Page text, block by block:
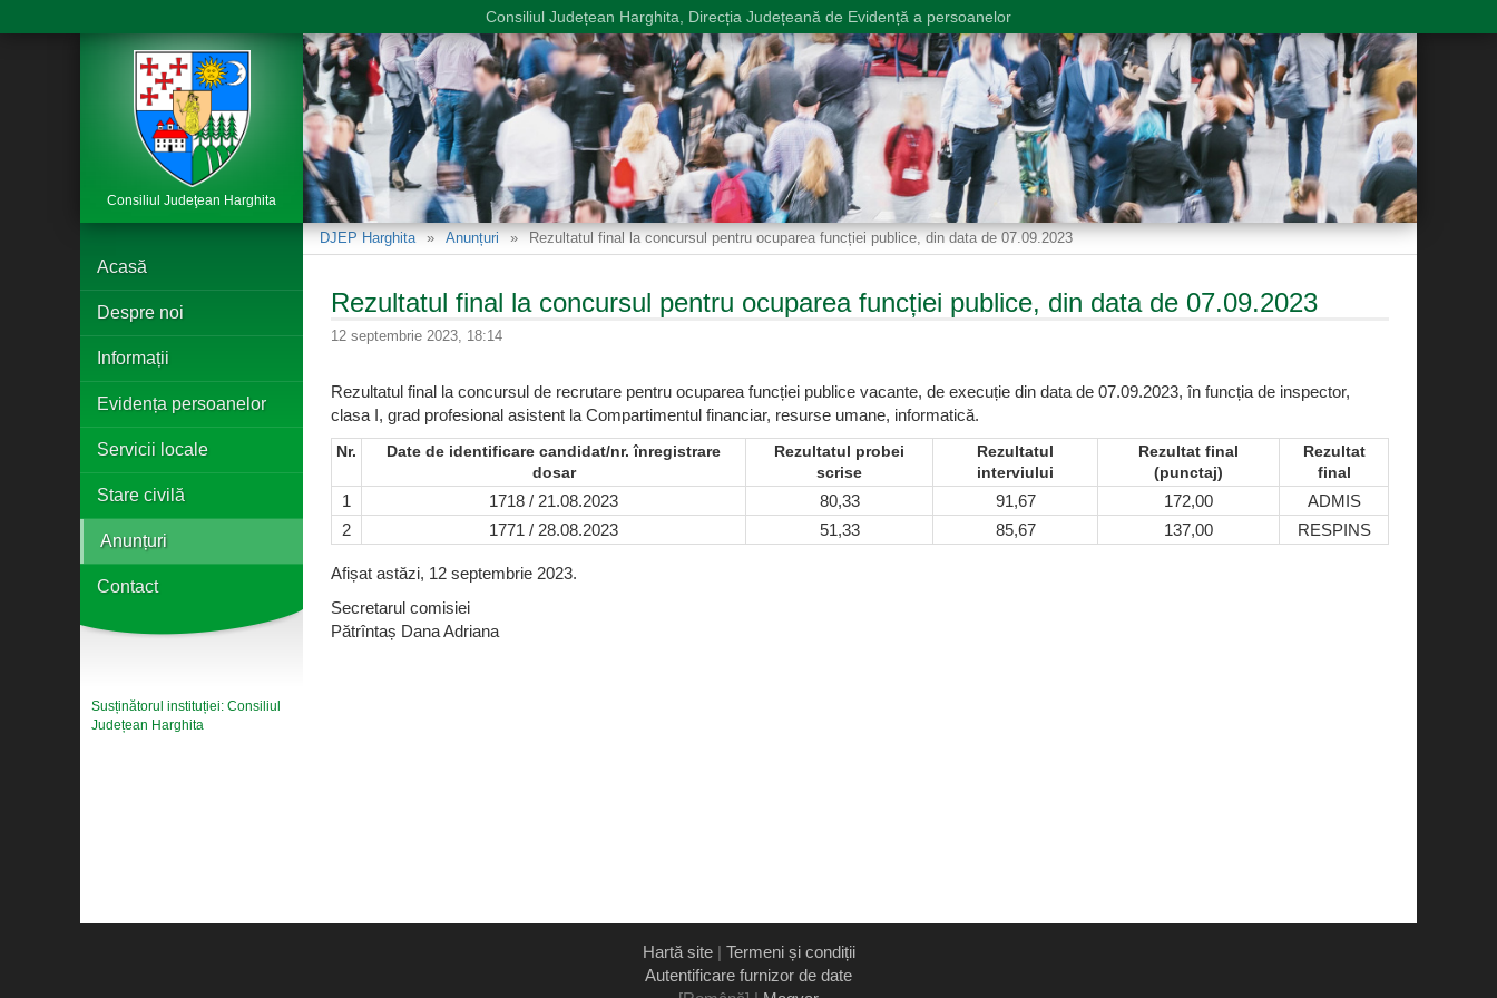
Acasă
Despre noi
Informații
Evidența persoanelor
Servicii locale
Stare civilă
Anunțuri
Contact
Susținătorul instituției: Consiliul
Județean Harghita
DJEP Harghita Anunțuri Rezultatul final la concursul pentru ocuparea funcției publice, din data de 07.09.2023
Rezultatul final la concursul pentru ocuparea funcției publice, din data de 07.09.2023
12 septembrie 2023, 18:14
Rezultatul final la concursul de recrutare pentru ocuparea funcției publice vacante, de execuție din data de 07.09.2023, în funcția de inspector,
clasa I, grad profesional asistent la Compartimentul financiar, resurse umane, informatică.
Nr.
Date de identificare candidat/nr. înregistrare
dosar
Rezultatul probei
scrise
Rezultatul
interviului
Rezultat final
(punctaj)
Rezultat
final
1 1718 / 21.08.2023 80,33 91,67 172,00
ADMIS
2
1771 / 28.08.2023 51,33 85,67 137,00 RESPINS
Afișat astăzi, 12 septembrie 2023.
Secretarul comisiei
Pătrîntaș Dana Adriana
Consiliul Județean Harghita, Direcția Județeană de Evidență a persoanelor
Consiliul Judeţean Harghita
Hartă site| Termeni și condiții
Autentificare furnizor de date